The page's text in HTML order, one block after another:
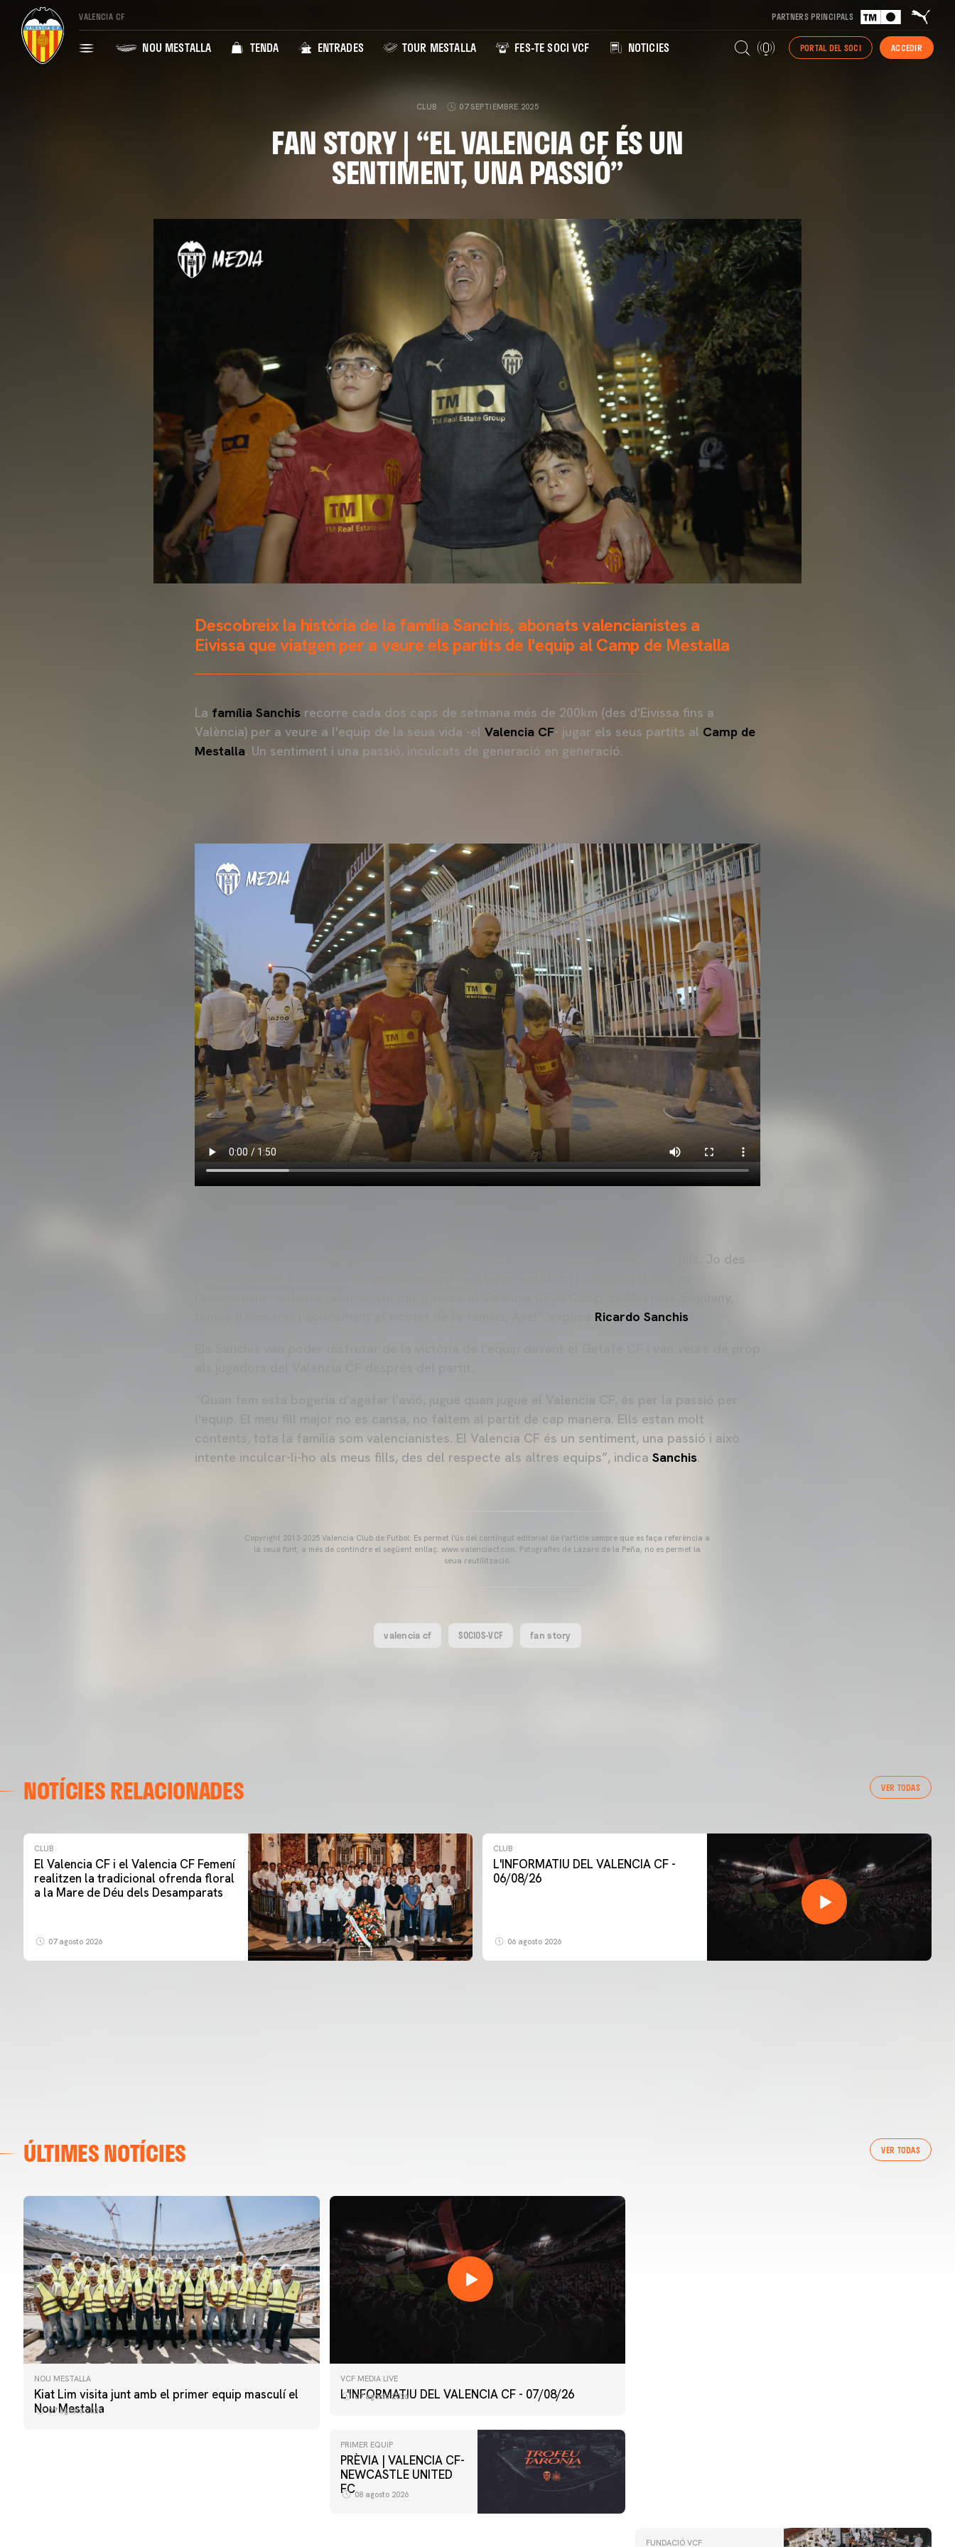
VALENCIA CF PARTNERS PRINCIPALS
NOU MESTALLA TENDA ENTRADES TOUR MESTALLA FES-TE SOCI VCF NOTICIES PORTAL DEL SOCI ACCEDIR
CLUB 07 SEPTIEMBRE 2025
FAN STORY | “EL VALENCIA CF ÉS UN
SENTIMENT, UNA PASSIÓ”
Descobreix la història de la família Sanchis, abonats valencianistes a
Eivissa que viatgen per a veure els partits de l'equip al Camp de Mestalla
La família Sanchis recorre cada dos caps de setmana més de 200km (des d'Eivissa fins a
València) per a veure a l'equip de la seua vida -el Valencia CF- jugar els seus partits al Camp de
Mestalla. Un sentiment i una passió, inculcats de generació en generació.
“Som nascuts a València, però des de fa molts anys vivim a Eivissa per temes laborals. Jo des
Ricardo Sanchis
l'equip. El meu fill major no es cansa, no faltem al partit de cap manera. Ells estan molt
contents, tota la família som valencianistes. El Valencia CF és un sentiment, una passió i això
intente inculcar-li-ho als meus fills, des del respecte als altres equips”, indica Sanchis.
Copyright 2013-2025 Valencia Club de Futbol. Es permet l'ús del contingut editorial de l'article sempre que es faça referència a
la seua font, a més de contindre el següent enllaç: www.valenciacf.com. Fotografies de Lázaro de la Peña, no es permet la
seua reutilització.
valencia cf SOCIOS-VCF fan story
NOTÍCIES RELACIONADES VER TODAS
CLUB
El Valencia CF i el Valencia CF Femení
realitzen la tradicional ofrenda floral
a la Mare de Déu dels Desamparats
07 agosto 2026
CLUB
L'INFORMATIU DEL VALENCIA CF -
06/08/26
06 agosto 2026
ÚLTIMES NOTÍCIES VER TODAS
NOU MESTALLA
Kiat Lim visita junt amb el primer equip masculí el
Nou Mestalla
07 agosto 2026
VCF MEDIA LIVE
L'INFORMATIU DEL VALENCIA CF - 07/08/26
07 agosto 2026
ENTRENAMENT DEL VALENCIA CF 7/8/2026
PRIMER EQUIP
PRÈVIA | VALENCIA CF-
NEWCASTLE UNITED
FC08 agosto 2026
FUNDACIÓ VCF